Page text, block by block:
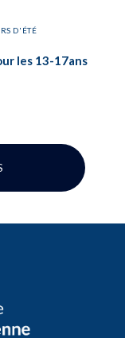
D'ÉTÉ
les 13-17ans